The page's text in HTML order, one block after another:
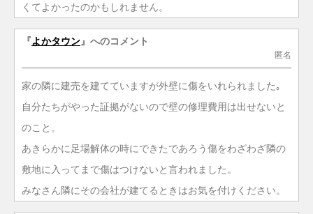
くてよかったのかもしれません。
『よかタウン 』へのコメント
匿名
家の隣に建売を建てていますが外壁に傷をいれられました｡
自分たちがやった証拠がないので壁の修理費用は出せないと
のこと。
あきらかに足場解体の時にできたであろう傷をわざわざ隣の
敷地に入ってまで傷はつけないと言われました。
みなさん隣にその会社が建てるときはお気を付けください。